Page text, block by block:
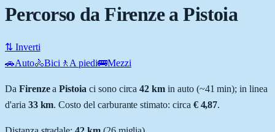
Percorso da Firenze a Pistoia
⇅ Inverti
🚗Auto🚴Bici 🚶 A piedi🚌Mezzi
Da FirenzeaPistoia ci sono circa 42 km in auto (~41 min); in linea
d'aria 33km. Costo del carburante stimato: circa € 4,87.